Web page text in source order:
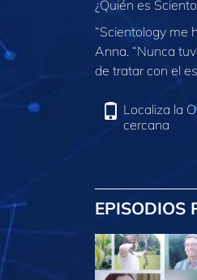
¿Quién es
“Scientology me
Anna. “Nunca
de tratar con el
Localiza la
cercana
EPISODIOS